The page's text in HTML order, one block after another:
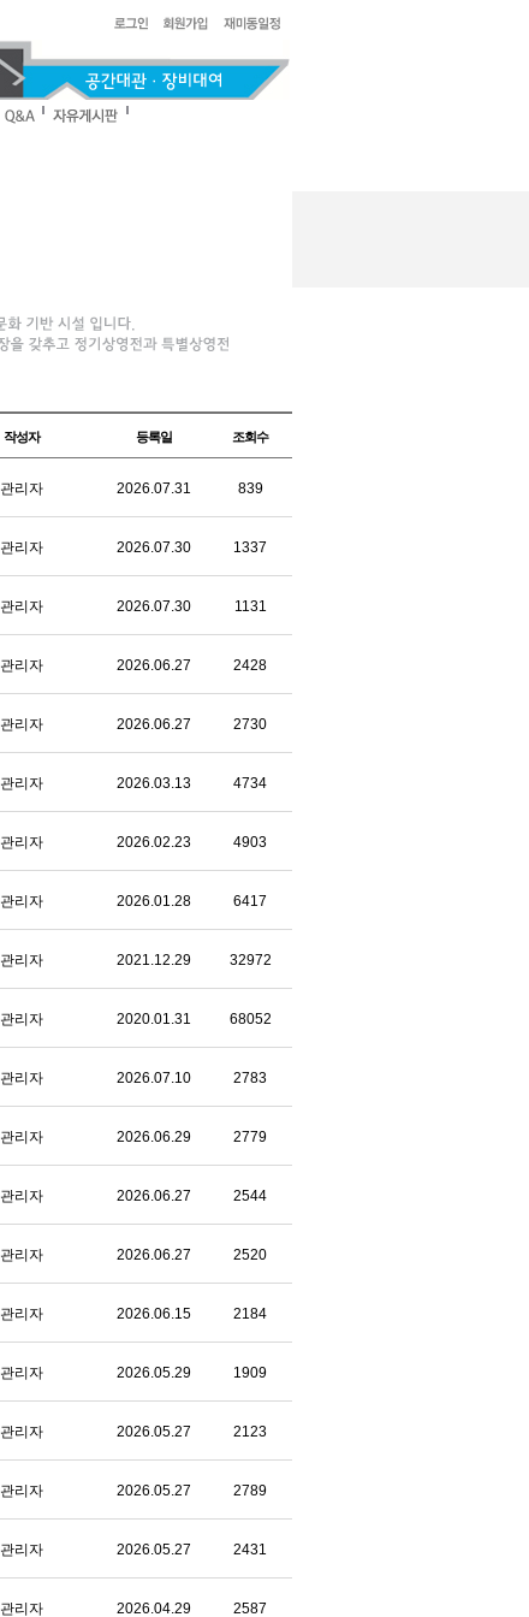
작성자 등록일 조회수
관리자 2026.07.31 839
관리자 2026.07.30 1337
관리자 2026.07.30 1131
관리자 2026.06.27 2428
관리자 2026.06.27 2730
관리자 2026.03.13 4734
관리자 2026.02.23 4903
관리자 2026.01.28 6417
관리자 2021.12.29 32972
관리자 2020.01.31 68052
관리자 2026.07.10 2783
관리자 2026.06.29 2779
관리자 2026.06.27 2544
관리자 2026.06.27 2520
관리자 2026.06.15 2184
관리자 2026.05.29 1909
관리자 2026.05.27 2123
관리자 2026.05.27 2789
관리자 2026.05.27 2431
관리자 2026.04.29 2587